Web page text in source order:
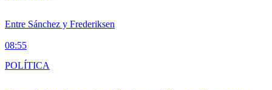
Entre Sánchez y Frederiksen
08:55
POLÍTICA